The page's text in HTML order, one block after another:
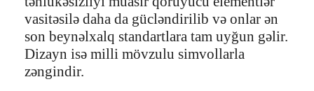
vasitəsilə daha da gücləndirilib və onlar ən
son beynəlxalq standartlara tam uyğun gəlir.
Dizayn isə milli mövzulu simvollarla
zəngindir.